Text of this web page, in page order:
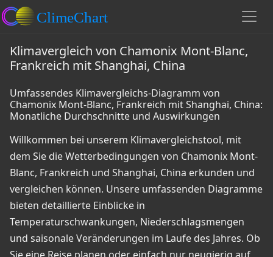
Klimavergleich von Chamonix Mont-Blanc,
Frankreich mit Shanghai, China
Umfassendes Klimavergleichs-Diagramm von
Chamonix Mont-Blanc, Frankreich mit Shanghai, China:
Monatliche Durchschnitte und Auswirkungen
Willkommen bei unserem Klimavergleichstool, mit
dem Sie die Wetterbedingungen von Chamonix Mont-
Blanc, Frankreich und Shanghai, China erkunden und
vergleichen können. Unsere umfassenden Diagramme
bieten detaillierte Einblicke in
Temperaturschwankungen, Niederschlagsmengen
und saisonale Veränderungen im Laufe des Jahres. Ob